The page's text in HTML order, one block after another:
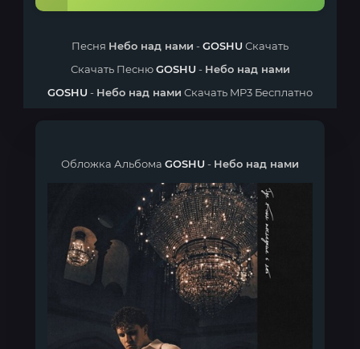
Песня Небо над нами -GOSHU Скачать
Скачать ПеснюGOSHU - Небо над нами
GOSHU - Небо над нами Скачать MP3 Бесплатно
Обложка Альбома GOSHU - Небо над нами